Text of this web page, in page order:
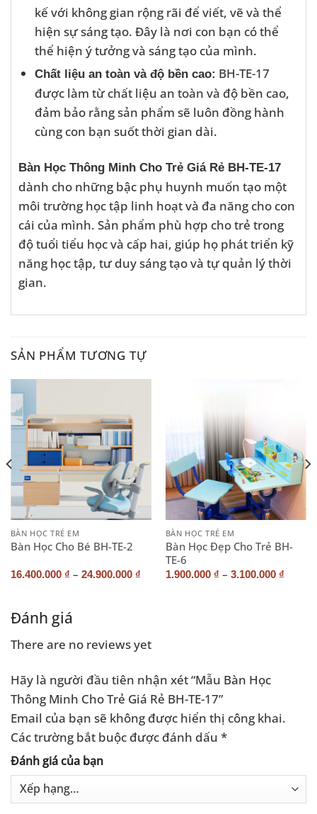
kế với không gian rộng rãi để viết, vẽ và thể
hiện sự sáng tạo. Đây là nơi con bạn có thể
thể hiện ý tưởng và sáng tạo của mình.
Chất liệu an toàn và độ bền cao: BH-TE-17
được làm từ chất liệu an toàn và độ bền cao,
đảm bảo rằng sản phẩm sẽ luôn đồng hành
cùng con bạn suốt thời gian dài.
Bàn Học Thông Minh Cho Trẻ Giá Rẻ BH-TE-17
dành cho những bậc phụ huynh muốn tạo một
môi trường học tập linh hoạt và đa năng cho con
cái của mình. Sản phẩm phù hợp cho trẻ trong
độ tuổi tiểu học và cấp hai, giúp họ phát triển kỹ
năng học tập, tư duy sáng tạo và tự quản lý thời
gian.
SẢN PHẨM TƯƠNG TỰ
BÀN HỌC TRẺ EM
Bàn Học Cho Bé BH-TE-2
16.400.000 ₫ – 24.900.000 ₫
BÀN HỌC TRẺ EM
Bàn Học Đẹp Cho Trẻ BH-
TE-6
1.900.000 ₫ – 3.100.000 ₫
Đánh giá
There are no reviews yet
Hãy là người đầu tiên nhận xét “Mẫu Bàn Học
Thông Minh Cho Trẻ Giá Rẻ BH-TE-17”
Email của bạn sẽ không được hiển thị công khai.
Các trường bắt buộc được đánh dấu *
Đánh giá của bạn